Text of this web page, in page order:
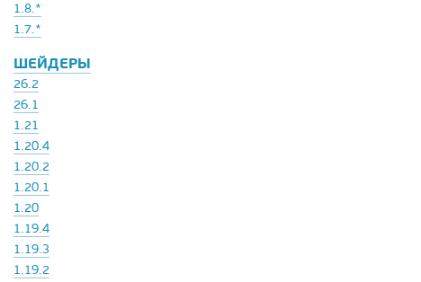
1.8.*
1.7.*
ШЕЙДЕРЫ
26.2
26.1
1.21
1.20.4
1.20.2
1.20.1
1.20
1.19.4
1.19.3
1.19.2